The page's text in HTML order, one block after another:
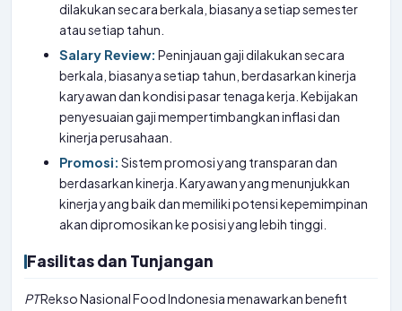
dilakukan secara berkala, biasanya setiap semester
atau setiap tahun.
Salary Review: Peninjauan gaji dilakukan secara
berkala, biasanya setiap tahun, berdasarkan kinerja
karyawan dan kondisi pasar tenaga kerja. Kebijakan
penyesuaian gaji mempertimbangkan inflasi dan
kinerja perusahaan.
Promosi: Sistem promosi yang transparan dan
berdasarkan kinerja. Karyawan yang menunjukkan
kinerja yang baik dan memiliki potensi kepemimpinan
akan dipromosikan ke posisi yang lebih tinggi.
Fasilitas dan Tunjangan
PTRekso Nasional Food Indonesia menawarkan benefit